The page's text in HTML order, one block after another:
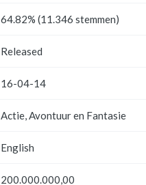
64.82% (11.346 stemmen)
Released
16-04-14
Actie, Avontuur en Fantasie
English
200.000.000,00